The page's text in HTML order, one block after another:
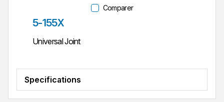
Comparer
Réf. pièce
5-155X
Universal Joint
Specifications